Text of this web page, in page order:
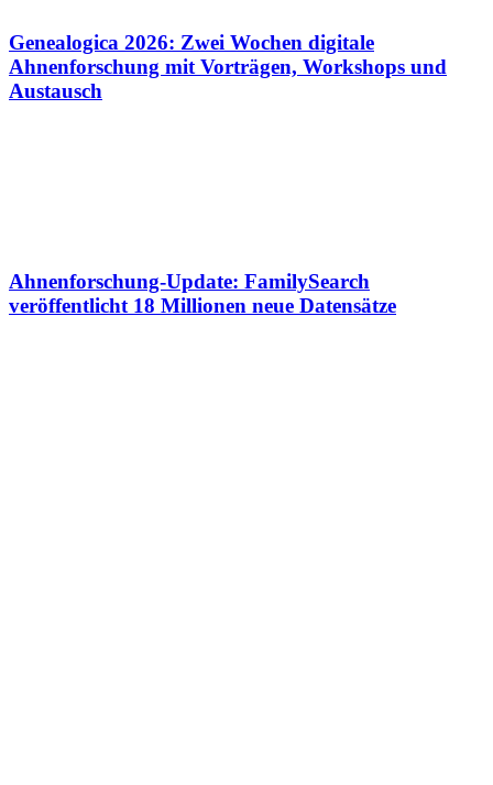
Genealogica 2026: Zwei Wochen digitale
Ahnenforschung mit Vorträgen, Workshops und
Austausch
Ahnenforschung-Update: FamilySearch
veröffentlicht 18 Millionen neue Datensätze